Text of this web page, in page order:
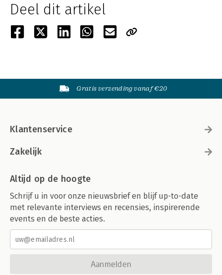
Deel dit artikel
Gratis verzending vanaf €20
Klantenservice
Zakelijk
Altijd op de hoogte
Schrijf u in voor onze nieuwsbrief en blijf up-to-date
met relevante interviews en recensies, inspirerende
events en de beste acties.
Aanmelden